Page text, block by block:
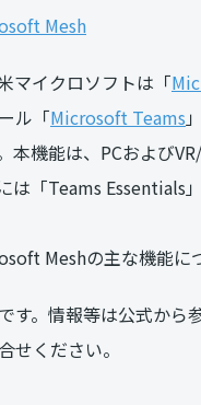
Mesh
マイクロソフトは「
ル「Microsoft Teams
本機能は、PCおよび
は「Teams
Meshの主な機能に
す。情報等は公式か
せください。